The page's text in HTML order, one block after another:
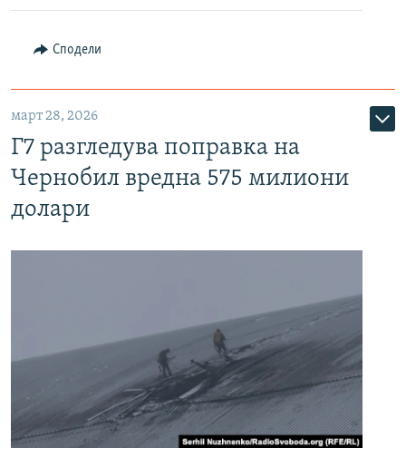
Сподели
март 28, 2026
Г7 разгледува поправка на
Чернобил вредна 575 милиони
долари